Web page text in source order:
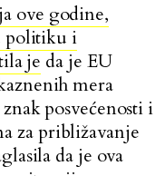
ove godine,
politiku i
je da je EU
mera
posvećenosti i
za približavanje
da je ova